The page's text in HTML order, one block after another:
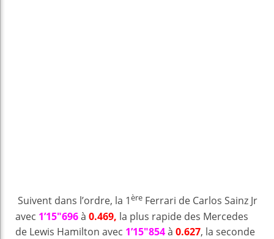
Suivent dans l’ordre, la 1ère Ferrari de Carlos Sainz Jr
avec 1’15″696à 0.469, la plus rapide des Mercedes
de Lewis Hamilton avec 1’15″854à 0.627, la seconde